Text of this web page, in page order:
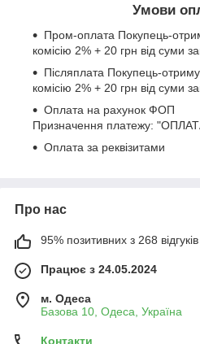
Умови
Пром-оплата Покупець-
комісію 2% + 20 грн від суми
Післяплата Покупець-
комісію 2% + 20 грн від суми
Оплата на рахунок ФОП
Призначення платежу:
Оплата за реквізитами
Про нас
95% позитивних з 268 відгуків
Працює з 24.05.2024
м. Одеса
Базова 10, Одеса, Україна
Контакти